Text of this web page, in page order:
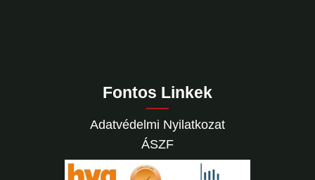
Fontos Linkek
Adatvédelmi Nyilatkozat
ÁSZF